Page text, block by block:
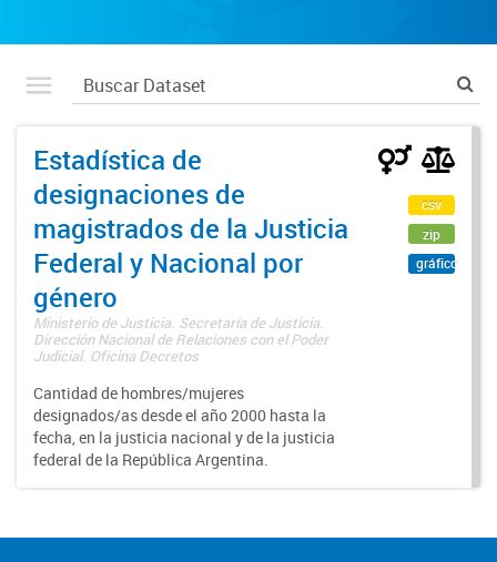
Estadística de
designaciones de
magistrados de la Justicia
Federal y Nacional por
género
Ministerio de Justicia. Secretaría de Justicia.
Dirección Nacional de Relaciones con el Poder
Judicial. Oficina Decretos
Cantidad de hombres/mujeres
designados/as desde el año 2000 hasta la
fecha, en la justicia nacional y de la justicia
federal de la República Argentina.
csv
zip
gráfico